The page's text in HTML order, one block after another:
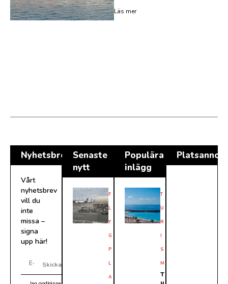
Läs mer
Nyhetsbrev
Vårt
nyhetsbrev
vill du
inte
missa –
signa
upp här!
Skicka
Senaste
nytt
F
L
Y
G
P
L
A
Populära
inlägg
T
U
R
I
S
M
T